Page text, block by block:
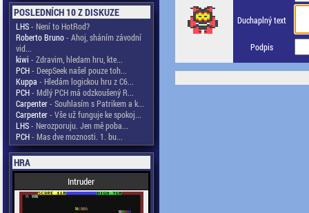
POSLEDNÍCH 10 Z DISKUZE
LHS- Není to HotRod?
Roberto Bruno- Ahoj, sháním závodní
vid...
kiwi - Zdravim, hledam hru, kte...
PCH- DeepSeek našel pouze toh...
Kuppa - Hledám logickou hru z C6...
PCH- Mdlý PCH má odzkoušený R...
Carpenter- Souhlasím s Patrikem a k...
Carpenter- Vše už funguje ke spokoj...
LHS- Nerozporuju. Jen mě poba...
PCH- Mas dve moznosti. 1. bu...
HRA
Intruder
Duchaplný text
Podpis